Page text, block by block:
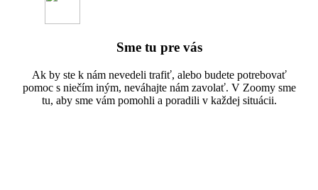
Sme tu pre vás
Ak by ste k nám nevedeli trafiť, alebo budete potrebovať
pomoc s niečím iným, neváhajte nám zavolať. V Zoomy sme
tu, aby sme vám pomohli a poradili v každej situácii.